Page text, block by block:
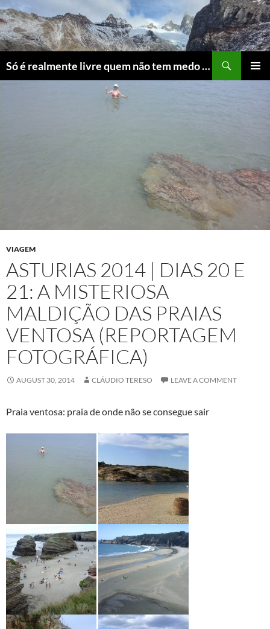
Skip
to
content
Só é realmente livre quem não tem medo do ridículo
VIAGEM
ASTURIAS 2014 | DIAS 20 E
21: A MISTERIOSA
MALDIÇÃO DAS PRAIAS
VENTOSA (REPORTAGEM
FOTOGRÁFICA)
AUGUST 30, 2014 CLÁUDIO TERESO LEAVE A COMMENT
Praia ventosa: praia de onde não se consegue sair